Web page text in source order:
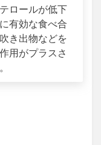
ロールが低下
有効な食べ合
き出物などを
用がプラスさ